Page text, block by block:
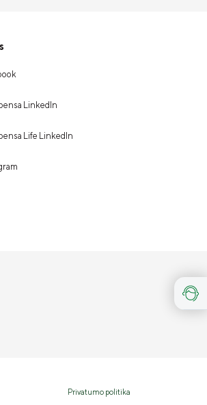
LinkedIn
Life LinkedIn
Privatumo politika